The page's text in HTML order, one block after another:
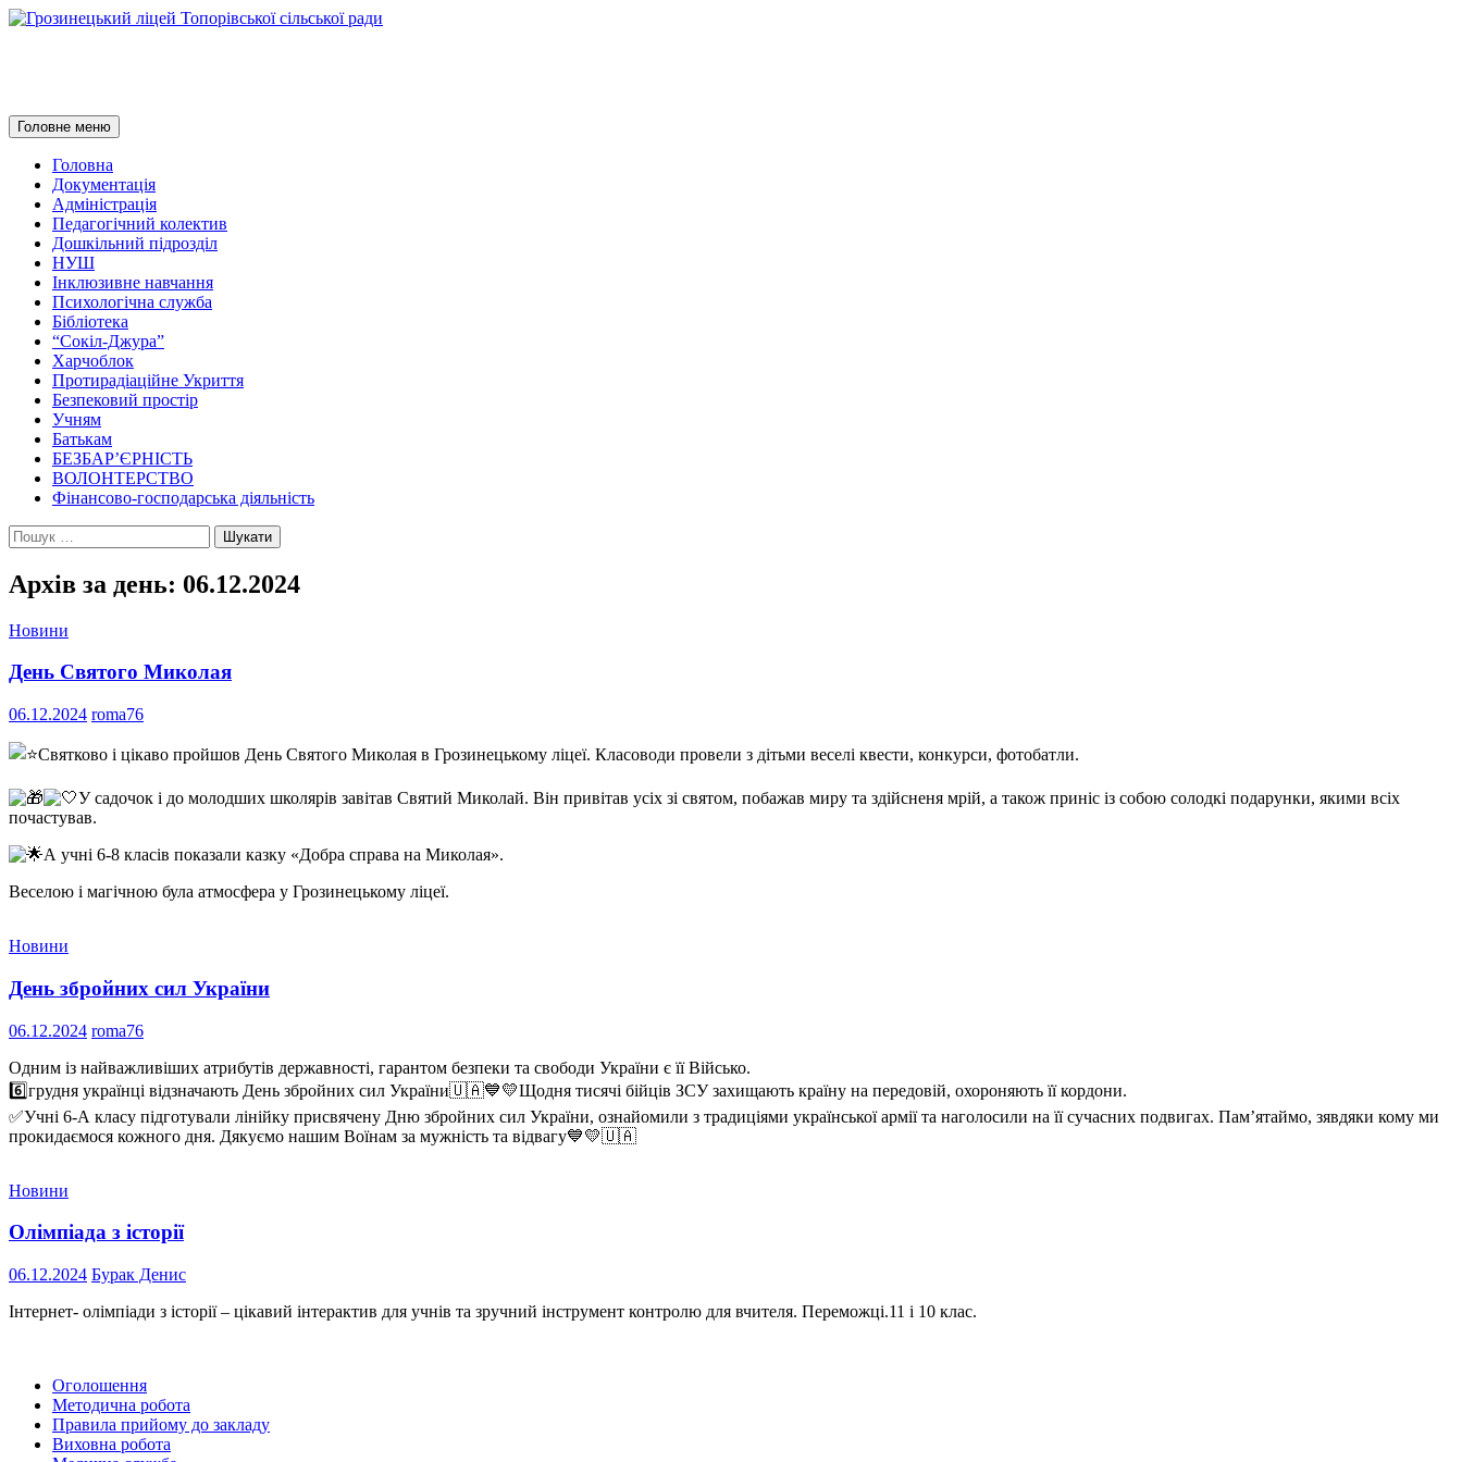
Пошук
Головне меню Перейти
до
Головна
Документація
Адміністрація
Педагогічний колектив
Дошкільний підрозділ
НУШ
Інклюзивне навчання
Психологічна служба
Бібліотека
“Сокіл-Джура”
Харчоблок
Протирадіаційне Укриття
Безпековий простір
Учням
Батькам
БЕЗБАР’ЄРНІСТЬ
ВОЛОНТЕРСТВО
Фінансово-господарська діяльність
Пошук:
Архів за день: 06.12.2024
Новини
День Святого Миколая
06.12.2024 roma76
Святково і цікаво пройшов День Святого Миколая в Грозинецькому ліцеї. Класоводи провели з дітьми веселі квести, конкурси, фотобатли.
У садочок і до молодших школярів завітав Святий Миколай. Він привітав усіх зі святом, побажав миру та здійсненя мрій, а також приніс із собою солодкі подарунки, якими всіх
почастував.
А учні 6-8 класів показали казку «Добра справа на Миколая».
Веселою і магічною була атмосфера у Грозинецькому ліцеї.
Новини
День збройних сил України
06.12.2024 roma76
Одним із найважливіших атрибутів державності, гарантом безпеки та свободи України є її Військо.
6️⃣грудня українці відзначають День збройних сил України🇺🇦💙💛Щодня тисячі бійців ЗСУ захищають країну на передовій, охороняють її кордони.
✅Учні 6-А класу підготували лінійку присвячену Дню збройних сил України, ознайомили з традиціями української армії та наголосили на її сучасних подвигах. Памʼятаймо, зявдяки кому ми
прокидаємося кожного дня. Дякуємо нашим Воїнам за мужність та відвагу💙💛🇺🇦
Новини
Олімпіада з історії
06.12.2024 Бурак Денис
Інтернет- олімпіади з історії – цікавий інтерактив для учнів та зручний інструмент контролю для вчителя. Переможці.11 і 10 клас.
Оголошення
Методична робота
Правила прийому до закладу
Виховна робота